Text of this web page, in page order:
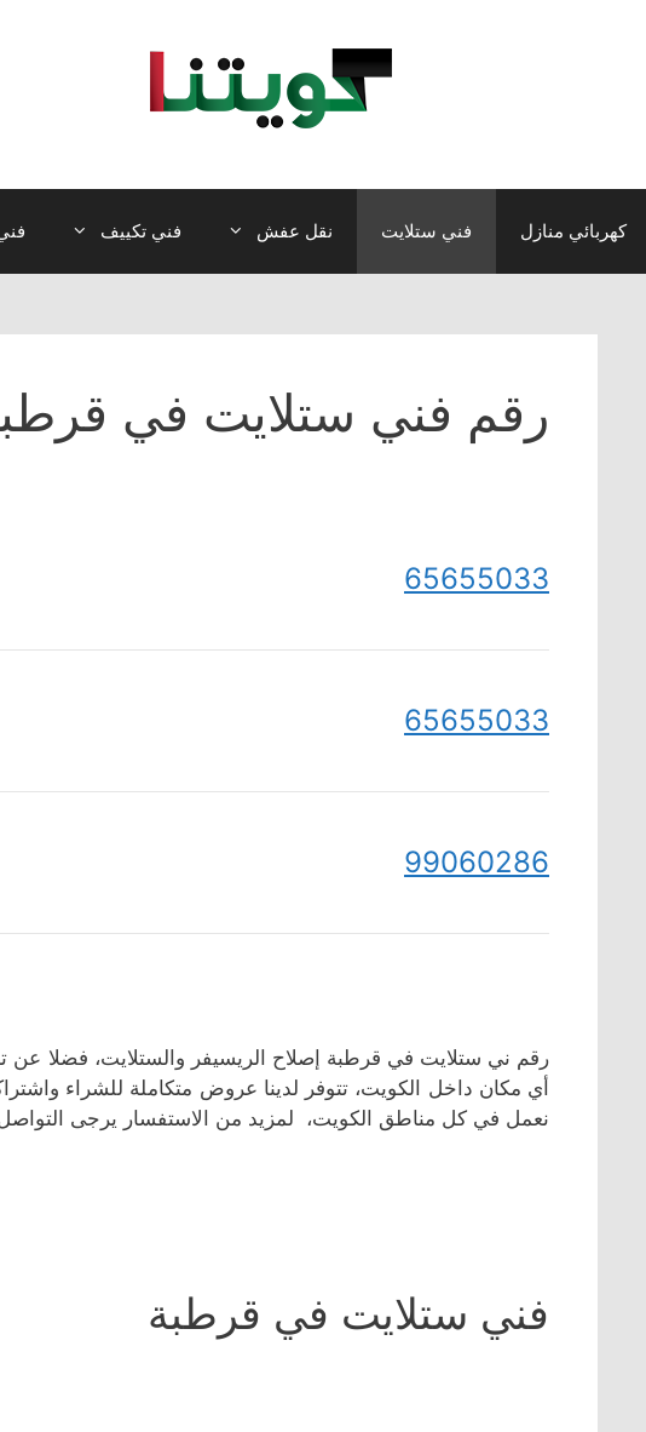
كهربائي منازل فني ستلايت نقل عفش فني تكييف
رقم فني ستلايت في
65655033
65655033
99060286
رقم ني ستلايت في قرطبة إصلاح الريسيفر والستلايت، فضلا عن
أي مكان داخل الكويت، تتوفر لدينا عروض متكاملة للشراء
نعمل في كل مناطق الكويت، لمزيد من الاستفسار يرجى
فني ستلايت في قرطبة